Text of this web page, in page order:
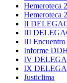
Hemeroteca
Hemeroteca
II
III
III
Informe
IV
IX
Justiclima